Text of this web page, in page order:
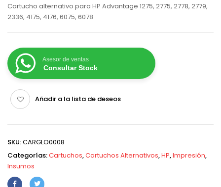
Cartucho alternativo para HP Advantage 1275, 2775, 2778, 2779,
2336, 4175, 4176, 6075, 6078
Asesor de ventas
Consultar Stock
Añadir a la lista de deseos
SKU:CARGLO0008
Categorías:Cartuchos,Cartuchos Alternativos,HP,Impresión,
Insumos